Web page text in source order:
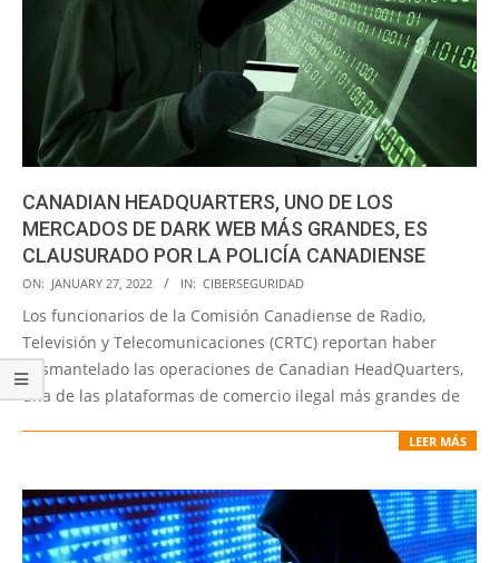
CANADIAN HEADQUARTERS, UNO DE LOS
MERCADOS DE DARK WEB MÁS GRANDES, ES
CLAUSURADO POR LA POLICÍA CANADIENSE
2022-
01-
27
ON: JANUARY 27, 2022 IN: CIBERSEGURIDAD
Los funcionarios de la Comisión Canadiense de Radio,
Televisión y Telecomunicaciones (CRTC) reportan haber
desmantelado las operaciones de Canadian HeadQuarters,
una de las plataformas de comercio ilegal más grandes de
LEER MÁS